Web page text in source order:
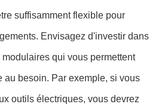
suffisamment flexible pour
Envisagez d'investir dans
qui vous permettent
au besoin. Par exemple, si vous
outils électriques, vous devrez